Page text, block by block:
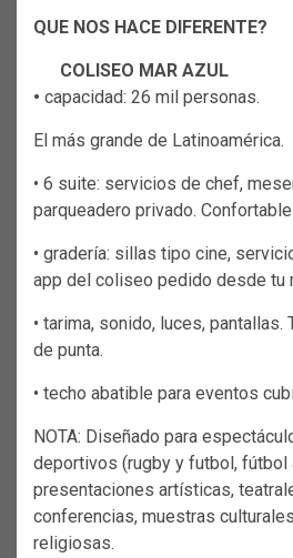
QUE NOS HACE DIFERENTE?
COLISEO MAR AZUL
• capacidad: 26 mil personas.
El más grande de Latinoamérica.
• 6 suite: servicios de chef,
parqueadero privado.
• gradería: sillas tipo cine,
app del coliseo pedido desde tu
• tarima, sonido, luces,
de punta.
• techo abatible para eventos
NOTA: Diseñado para
deportivos (rugby y futbol, fútbol
presentaciones artísticas,
conferencias, muestras
religiosas.